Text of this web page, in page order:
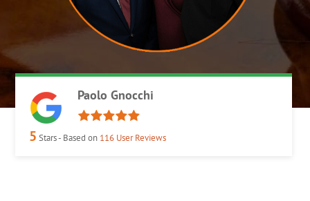
Paolo Gnocchi
5 Stars - Based on 116 User Reviews